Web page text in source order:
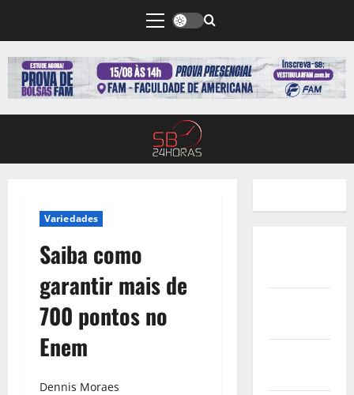
Variedades
Saiba como
garantir mais de
700 pontos no
Enem
Dennis Moraes